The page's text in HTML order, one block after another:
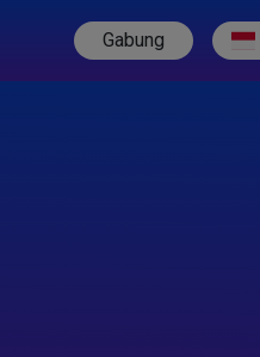
Gabung